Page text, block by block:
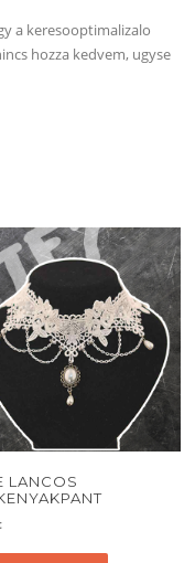
a keresooptimalizalo
hozza kedvem, ugyse
LANCOS